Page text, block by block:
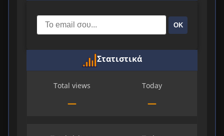
ΟΚ
Στατιστικά
Total views
—
Today
—